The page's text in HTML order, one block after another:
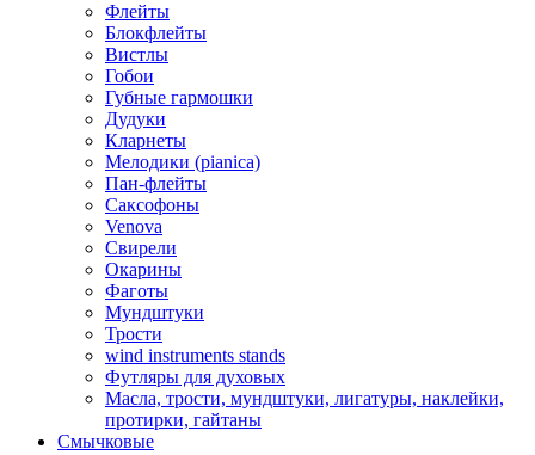
Флейты
Блокфлейты
Вистлы
Гобои
Губные гармошки
Дудуки
Кларнеты
Мелодики (pianica)
Пан-флейты
Саксофоны
Venova
Свирели
Окарины
Фаготы
Мундштуки
Трости
wind instruments stands
Футляры для духовых
Масла, трости, мундштуки, лигатуры, наклейки,
протирки, гайтаны
Смычковые